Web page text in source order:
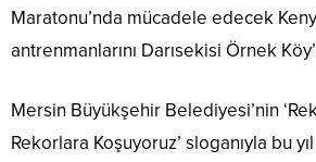
Maratonu’nda mücadele edecek
antrenmanlarını Darısekisi Örnek
Mersin Büyükşehir Belediyesi’nin
Rekorlara Koşuyoruz’ sloganıyla bu yıl